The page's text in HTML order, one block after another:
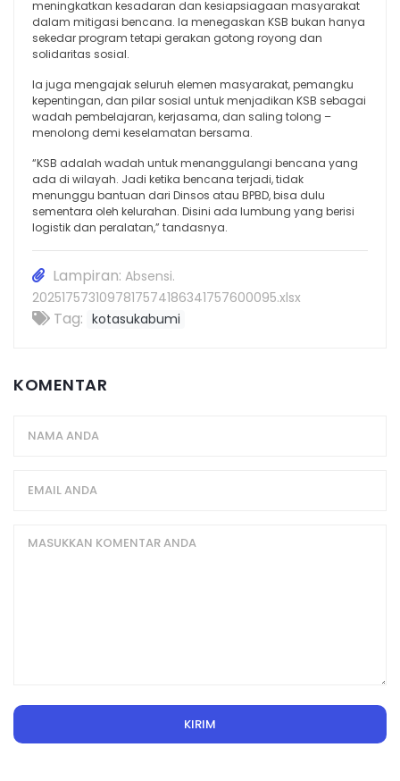
meningkatkan kesadaran dan kesiapsiagaan masyarakat
dalam mitigasi bencana. Ia menegaskan KSB bukan hanya
sekedar program tetapi gerakan gotong royong dan
solidaritas sosial.
Ia juga mengajak seluruh elemen masyarakat, pemangku
kepentingan, dan pilar sosial untuk menjadikan KSB sebagai
wadah pembelajaran, kerjasama, dan saling tolong –
menolong demi keselamatan bersama.
“KSB adalah wadah untuk menanggulangi bencana yang
ada di wilayah. Jadi ketika bencana terjadi, tidak
menunggu bantuan dari Dinsos atau BPBD, bisa dulu
sementara oleh kelurahan. Disini ada lumbung yang berisi
logistik dan peralatan,” tandasnya.
Lampiran: Absensi.
2025175731097817574186341757600095.xlsx
Tag: kotasukabumi
KOMENTAR
KIRIM